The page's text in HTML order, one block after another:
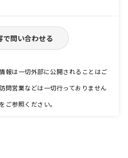
で問い合わせる
報は一切外部に公開されることはご
問営業などは一切行っておりません
をご参照ください。